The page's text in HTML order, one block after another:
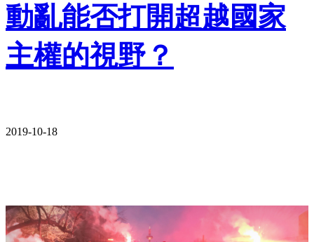
動亂能否打開超越國家
主權的視野？
2019-10-18